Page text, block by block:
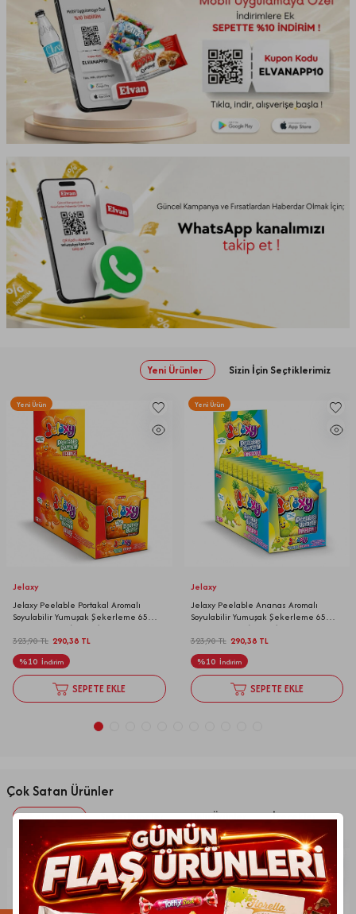
Yeni Ürünler Sizin İçin Seçtiklerimiz
Yeni Ürün
Jelaxy
Jelaxy Peelable Portakal Aromalı
Soyulabilir Yumuşak Şekerleme 65
Gram 12 Adet (1 Kutu)
323,90TL 290,38 TL
%10 İndirim
SEPETE EKLE
Yeni Ürün
Jelaxy
Jelaxy Peelable Ananas Aromalı
Soyulabilir Yumuşak Şekerleme 65
Gram 12 Adet (1 Kutu)
323,90TL 290,38TL
%10 İndirim
SEPETE EKLE
Çok Satan Ürünler
Çikolatalar Şekerlemeler Unlu Ürünler İçecekler